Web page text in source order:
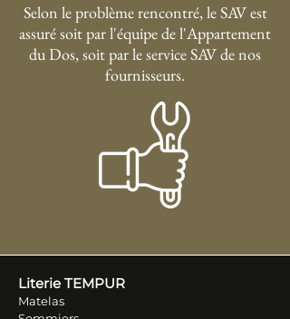
Selon le problème rencontré, le SAV est
assuré soit par l'équipe de l'Appartement
du Dos, soit par le service SAV de nos
fournisseurs.
Literie TEMPUR
Matelas